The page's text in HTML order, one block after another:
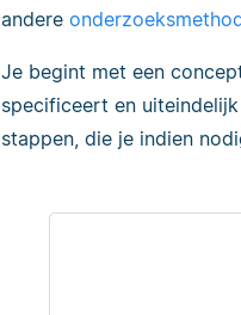
andere
Je begint met een
specificeert en
stappen, die je indien